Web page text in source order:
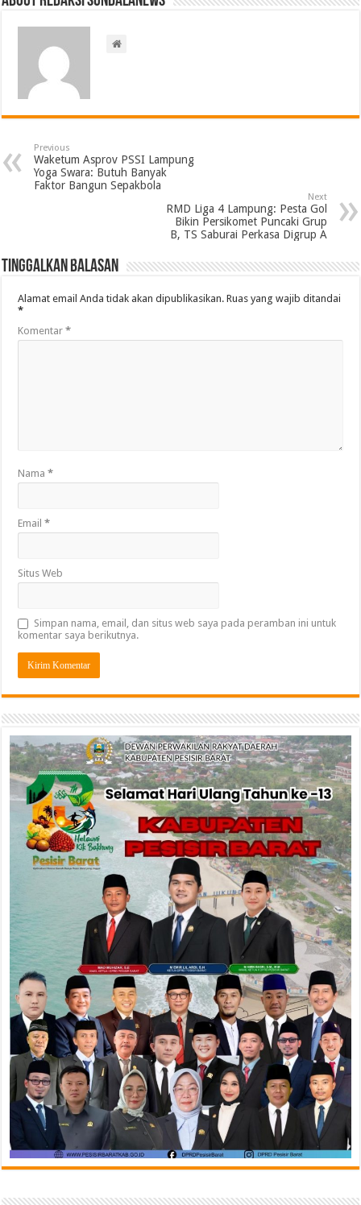
Previous
Waketum Asprov PSSI Lampung
Yoga Swara: Butuh Banyak
Faktor Bangun Sepakbola
Next
RMD Liga 4 Lampung: Pesta Gol
Bikin Persikomet Puncaki Grup
B, TS Saburai Perkasa Digrup A
Tinggalkan Balasan
Alamat email Anda tidak akan dipublikasikan. Ruas yang wajib ditandai
*
Komentar*
Nama*
Email*
Situs Web
Simpan nama, email, dan situs web saya pada peramban ini untuk
komentar saya berikutnya.